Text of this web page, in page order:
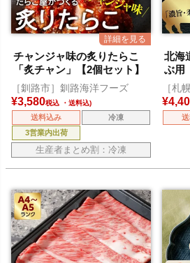
チャンジャ味の炙りたらこ
「炙チャン」【2個セット】
［釧路市］釧路海洋フーズ
¥3,580税込
送料込み
冷凍
3営業内出荷
生産者まとめ割：冷凍
北海
ぶ用
各
［札
¥